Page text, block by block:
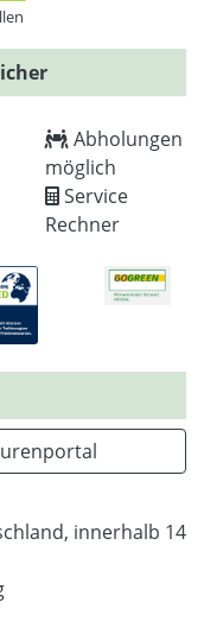
Abholungen
möglich
Service
Rechner
innerhalb 14